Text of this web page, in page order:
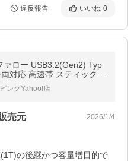
違反報告 いいね 0
ァロー USB3.2(Gen2) Typ
対応 高速帯 スティック 2
D
ングYahoo!店
売元 2026/1/4
の後継かつ容量増目的で